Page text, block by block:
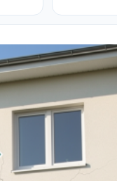
confectii
pereti de
sapa -
suprafete -
curatenie